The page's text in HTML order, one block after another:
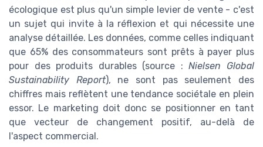
écologique est plus qu'un simple levier de vente - c'est
un sujet qui invite à la réflexion et qui nécessite une
analyse détaillée. Les données, comme celles indiquant
que 65% des consommateurs sont prêts à payer plus
pour des produits durables (source :Nielsen Global
Sustainability Report), ne sont pas seulement des
chiffres mais reflètent une tendance sociétale en plein
essor. Le marketing doit donc se positionner en tant
que vecteur de changement positif, au-delà de
l'aspect commercial.